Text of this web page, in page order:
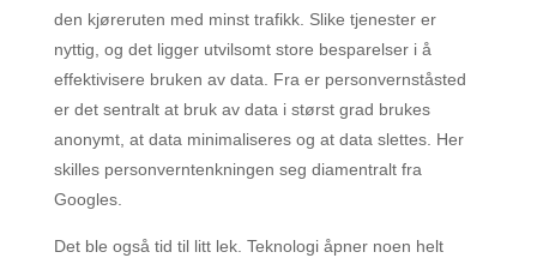
den kjøreruten med minst trafikk. Slike tjenester er
nyttig, og det ligger utvilsomt store besparelser i å
effektivisere bruken av data. Fra er personvernståsted
er det sentralt at bruk av data i størst grad brukes
anonymt, at data minimaliseres og at data slettes. Her
skilles personverntenkningen seg diamentralt fra
Googles.
Det ble også tid til litt lek. Teknologi åpner noen helt